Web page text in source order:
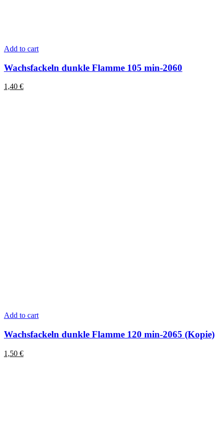
Add to cart
Wachsfackeln dunkle Flamme 105 min-2060
1,40 €
Add to cart
Wachsfackeln dunkle Flamme 120 min-2065 (Kopie)
1,50 €